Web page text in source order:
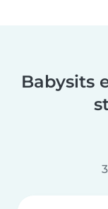
Babysits